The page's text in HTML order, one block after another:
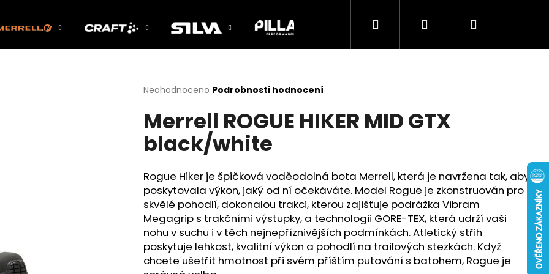
Hledat PřihlášeníNákupní
Průměrné
produktu
je
0,0
hvězdiček.
Neohodnoceno Podrobnosti hodnocení
Merrell ROGUE HIKER MID GTX
black/white
Rogue Hiker je špičková voděodolná bota Merrell, která je navržena tak, aby
poskytovala výkon, jaký od ní očekáváte. Model Rogue je zkonstruován pro
skvělé pohodlí, dokonalou trakci, kterou zajišťuje podrážka Vibram
Megagrip s trakčními výstupky, a technologii GORE-TEX, která udrží vaši
nohu v suchu i v těch nejnepříznivějších podmínkách. Atletický střih
poskytuje lehkost, kvalitní výkon a pohodlí na trailových stezkách. Když
chcete ušetřit hmotnost při svém příštím putování s batohem, Rogue je
HLEDAT
Následující